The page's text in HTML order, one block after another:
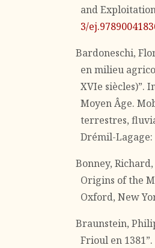
and
3/
Bardoneschi,
en milieu
XVIe siècles)”.
Moyen Âge.
terrestres,
Drémil-
Bonney,
Origins of the
Oxford, New
Braunstein,
Frioul en